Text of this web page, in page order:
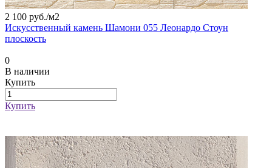
2 100 руб./м2
Искусственный камень Шамони 055 Леонардо Стоун
плоскость
0
В наличии
Купить
Купить